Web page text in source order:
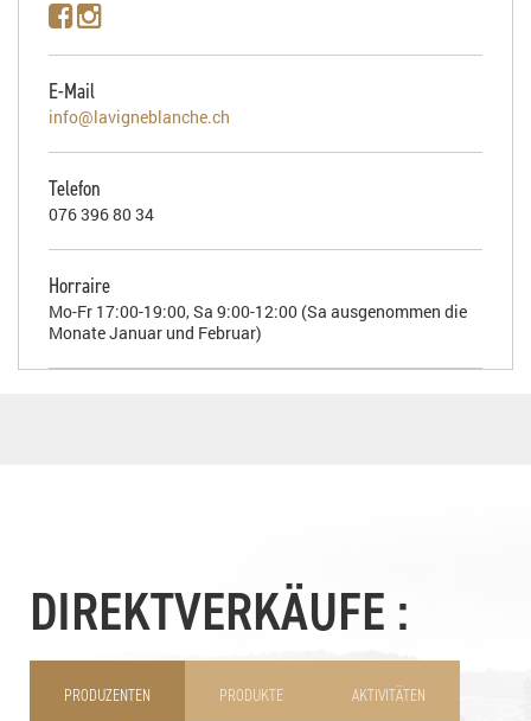
E-Mail
info@lavigneblanche.ch
Telefon
076 396 80 34
Horraire
Mo-Fr 17:00-19:00, Sa 9:00-12:00 (Sa ausgenommen die
Monate Januar und Februar)
DIREKTVERKÄUFE :
PRODUZENTEN PRODUKTE AKTIVITÄTEN